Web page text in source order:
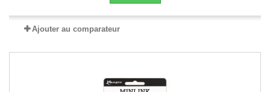
Ajouter au comparateur